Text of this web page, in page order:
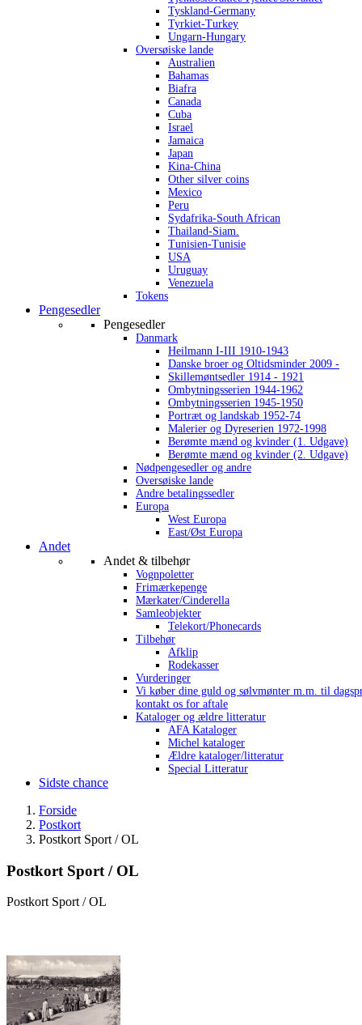
Tyskland-Germany
Tyrkiet-Turkey
Ungarn-Hungary
Oversøiske lande
Australien
Bahamas
Biafra
Canada
Cuba
Israel
Jamaica
Japan
Kina-China
Other silver coins
Mexico
Peru
Sydafrika-South African
Thailand-Siam.
Tunisien-Tunisie
USA
Uruguay
Venezuela
Tokens
Pengesedler
Pengesedler
Danmark
Heilmann I-III 1910-1943
Danske broer og Oltidsminder 2009 -
Skillemøntsedler 1914 - 1921
Ombytningsserien 1944-1962
Ombytningsserien 1945-1950
Portræt og landskab 1952-74
Malerier og Dyreserien 1972-1998
Berømte mænd og kvinder (1. Udgave)
Berømte mænd og kvinder (2. Udgave)
Nødpengesedler og andre
Oversøiske lande
Andre betalingssedler
Europa
West Europa
East/Øst Europa
Andet
Andet & tilbehør
Vognpoletter
Frimærkepenge
Mærkater/Cinderella
Samleobjekter
Telekort/Phonecards
Tilbehør
Afklip
Rodekasser
Vurderinger
Vi køber dine guld og sølvmønter m.m. til
kontakt os for aftale
Kataloger og ældre litteratur
AFA Kataloger
Michel kataloger
Ældre kataloger/litteratur
Special Litteratur
Sidste chance
Forside
Postkort
Postkort Sport / OL
Postkort Sport / OL
Postkort Sport / OL